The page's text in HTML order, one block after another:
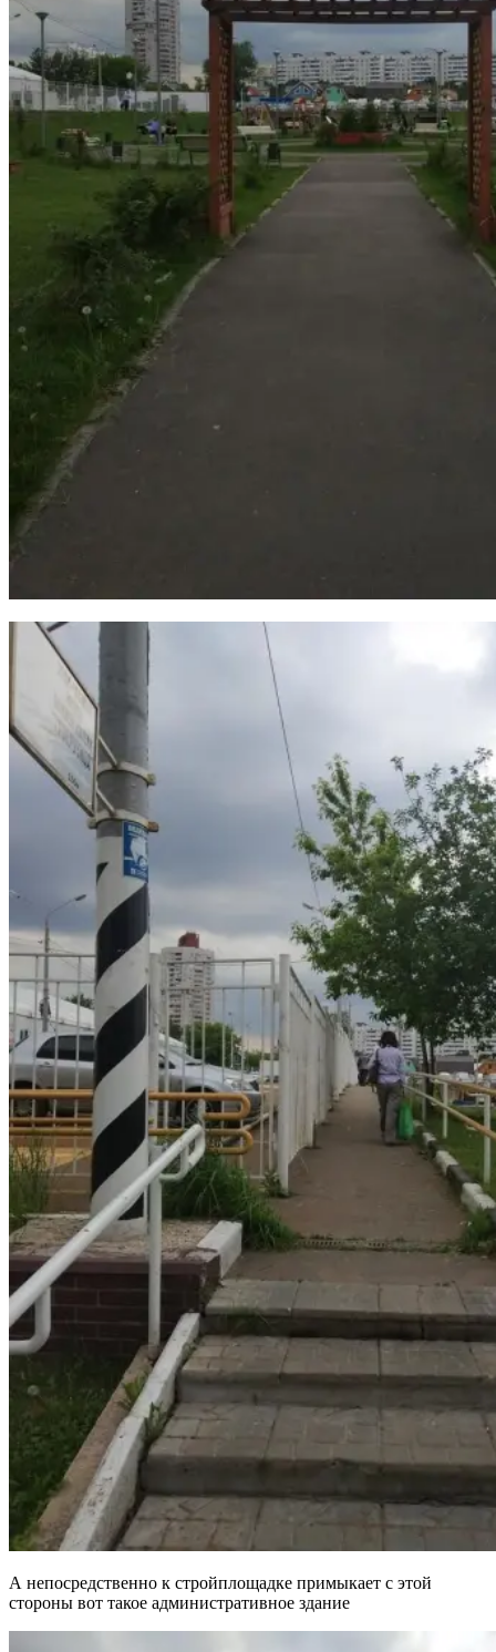
А непосредственно к стройплощадке примыкает с этой
стороны вот такое административное здание